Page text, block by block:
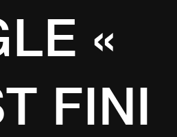
«
FINI